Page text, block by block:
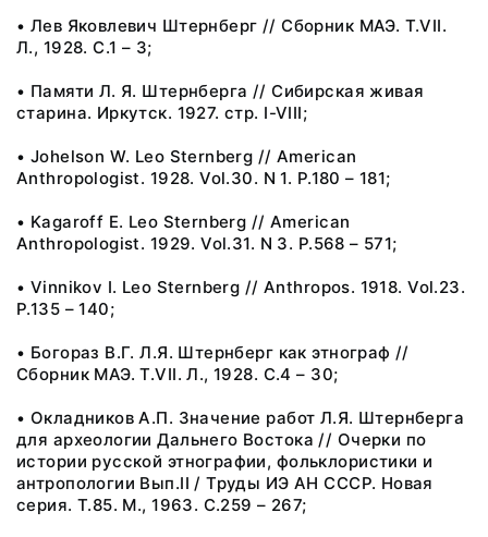
• Лев Яковлевич Штернберг // Сборник МАЭ. Т.VII.
Л., 1928. С.1 – 3;
• Памяти Л. Я. Штернберга // Сибирская живая
старина. Иркутск. 1927. стр. I-VIII;
• Johelson W. Leo Sternberg // American
Anthropologist. 1928. Vol.30. N 1. P.180 – 181;
• Kagaroff E. Leo Sternberg // American
Anthropologist. 1929. Vol.31. N 3. P.568 – 571;
• Vinnikov I. Leo Sternberg // Anthropos. 1918. Vol.23.
P.135 – 140;
• Богораз В.Г. Л.Я. Штернберг как этнограф //
Сборник МАЭ. Т.VII. Л., 1928. С.4 – 30;
• Окладников А.П. Значение работ Л.Я. Штернберга
для археологии Дальнего Востока // Очерки по
истории русской этнографии, фольклористики и
антропологии Вып.II / Труды ИЭ АН СССР. Новая
серия. Т.85. М., 1963. С.259 – 267;